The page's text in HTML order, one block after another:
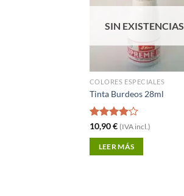
SIN EXISTENCIAS
COLORES ESPECIALES
Tinta Burdeos 28ml
Valorado
con4.00
de 5
10,90€ (IVA incl.)
LEER MÁS